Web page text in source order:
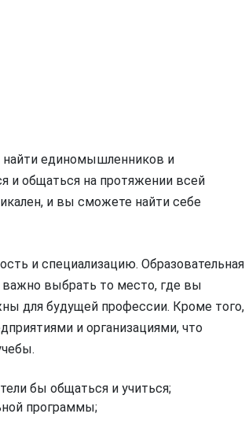
единомышленников и
и общаться на протяжении всей
и вы сможете найти себе
и специализацию. Образовательная
важно выбрать то место, где вы
для будущей профессии. Кроме того,
и организациями, что
бы общаться и учиться;
программы;